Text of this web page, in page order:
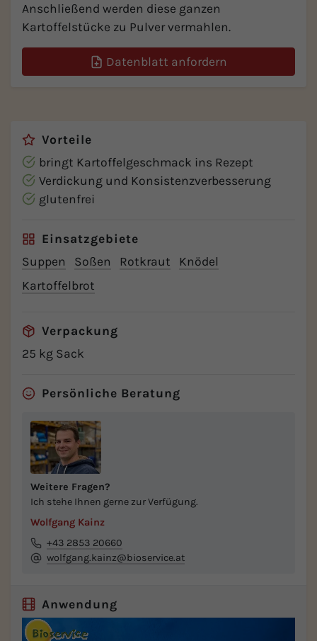
Anschließend werden diese ganzen
Kartoffelstücke zu Pulver vermahlen.
Datenblatt anfordern
Vorteile
bringt Kartoffelgeschmack ins Rezept
Verdickung und Konsistenzverbesserung
glutenfrei
Einsatzgebiete
Suppen
Soßen Rotkraut
Knödel
Kartoffelbrot
Verpackung
25 kg Sack
Persönliche Beratung
Weitere Fragen?
Ich stehe Ihnen gerne zur Verfügung.
Wolfgang Kainz
+43 2853 20660
wolfgang.kainz@bioservice.at
Anwendung